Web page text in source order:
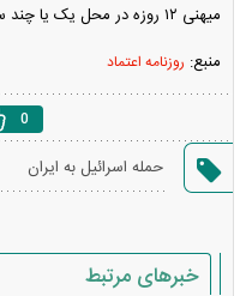
میهنی ۱۲ روزه در محل یک یا چند ساختمان‌های تخریب‌شده توسط متجاوزان.
منبع: روزنامه اعتماد
0
حمله اسرائیل به ایران
خبرهای مرتبط